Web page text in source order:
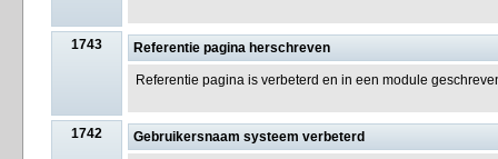
1743 Referentie pagina herschreven
Referentie pagina is verbeterd en in een module
1742 Gebruikersnaam systeem verbeterd